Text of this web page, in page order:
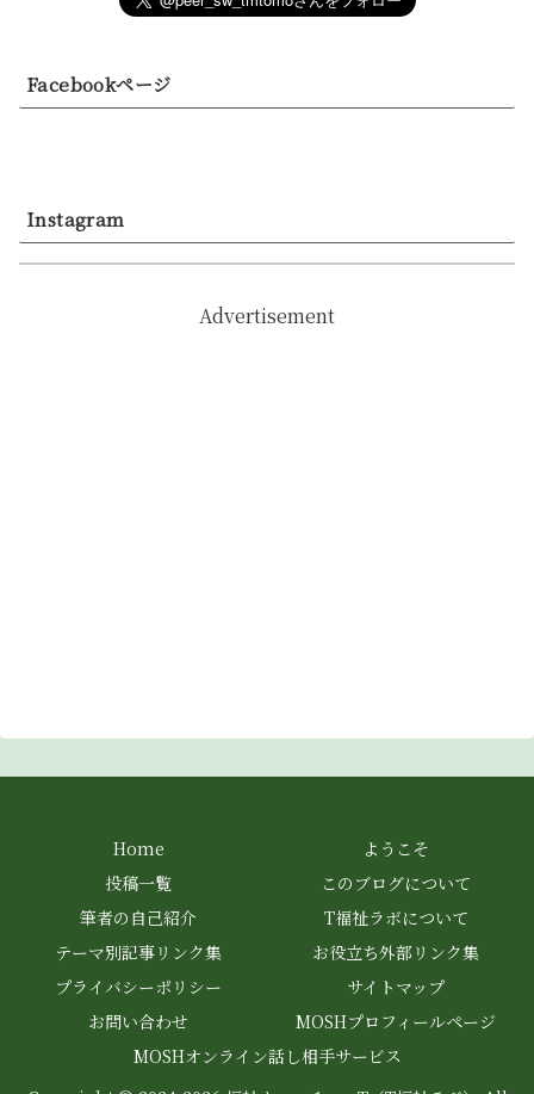
Facebookページ
Instagram
Advertisement
Home
ようこそ
投稿一覧
このブログについて
筆者の自己紹介
T福祉ラボについて
テーマ別記事リンク集
お役立ち外部リンク集
プライバシーポリシー
サイトマップ
お問い合わせ
MOSHプロフィールページ
MOSHオンライン話し相手サービス